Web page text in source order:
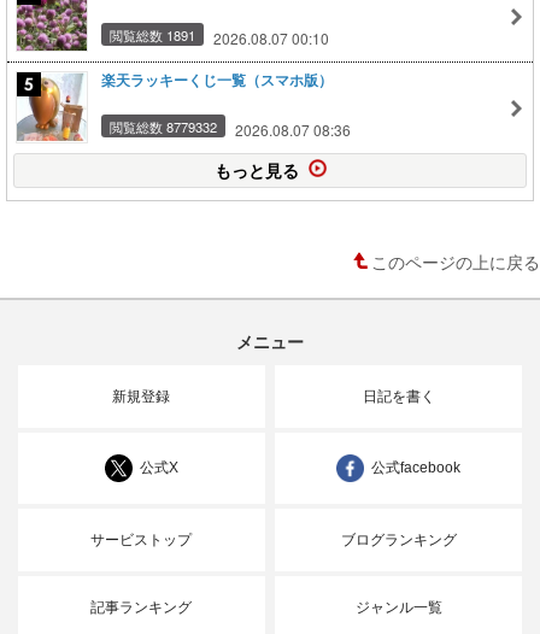
閲覧総数 1891 2026.08.07 00:10
楽天ラッキーくじ一覧（スマホ版）
閲覧総数 8779332 2026.08.07 08:36
もっと見る
このページの上に戻る
メニュー
新規登録 日記を書く
公式X 公式facebook
サービストップ ブログランキング
記事ランキング ジャンル一覧